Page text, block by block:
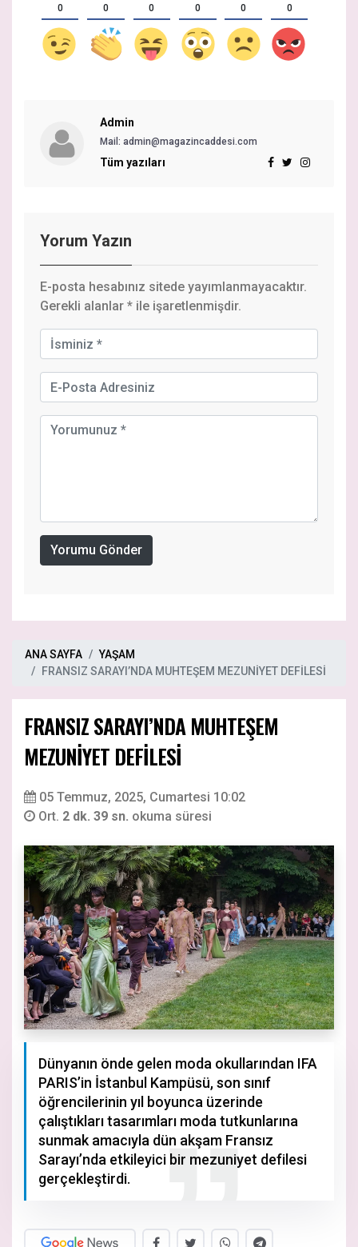
0 0 0 0 0 0
Admin
Mail: admin@magazincaddesi.com
Tüm yazıları
Yorum Yazın
E-posta hesabınız sitede yayımlanmayacaktır.
Gerekli alanlar * ile işaretlenmişdir.
Yorumu Gönder
ANA SAYFA
YAŞAM
FRANSIZ SARAYI’NDA MUHTEŞEM MEZUNİYET DEFİLESİ
FRANSIZ SARAYI’NDA MUHTEŞEM
MEZUNİYET DEFİLESİ
05 Temmuz, 2025, Cumartesi 10:02
Ort. 2 dk. 39 sn. okuma süresi
Dünyanın önde gelen moda okullarından IFA
PARIS’in İstanbul Kampüsü, son sınıf
öğrencilerinin yıl boyunca üzerinde
çalıştıkları tasarımları moda tutkunlarına
sunmak amacıyla dün akşam Fransız
Sarayı’nda etkileyici bir mezuniyet defilesi
gerçekleştirdi.